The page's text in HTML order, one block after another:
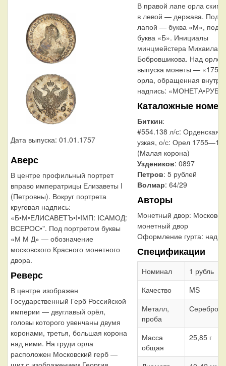
Дата выпуска: 01.01.1757
Аверс
В центре профильный портрет
вправо императрицы Елизаветы I
(Петровны). Вокруг портрета
круговая надпись:
«Б•М•ЕЛИСАВЕТЪ•I•IМП: IСАМОД:
ВСЕРОС•". Под портретом буквы
«М М Д» — обозначение
московского Красного монетного
двора.
Реверс
В центре изображен
Государственный Герб Российской
империи — двуглавый орёл,
головы которого увенчаны двумя
коронами, третья, большая корона
над ними. На груди орла
расположен Московский герб —
В правой лапе орла
в левой — держава. Под
лапой — буква «М», под
буква «Б». Инициалы
минцмейстера Михаила
Бобровшикова. Над
выпуска монеты —
орла, обращенная внутрь,
надпись:
Каталожные
Биткин:
#554.138 л/с: Орденская
узкая, о/с: Орел
(Малая корона)
Уздеников: 0897
Петров: 5 рублей
Волмар: 64/29
Авторы
Монетный двор:
монетный двор
Оформление гурта:
Спецификации
Номинал
1 рубль
Качество
MS
Металл,
проба
Серебро
Масса
общая
25,85 г